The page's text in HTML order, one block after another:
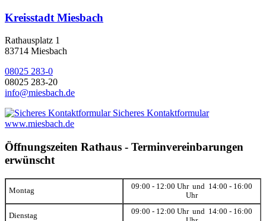
Kreisstadt Miesbach
Rathausplatz 1
83714 Miesbach
08025 283-0
08025 283-20
info@miesbach.de
Sicheres Kontaktformular
www.miesbach.de
Öffnungszeiten Rathaus - Terminvereinbarungen
erwünscht
Montag
09:00 - 12:00 Uhr und 14:00 - 16:00
Uhr
Dienstag
09:00 - 12:00 Uhr und 14:00 - 16:00